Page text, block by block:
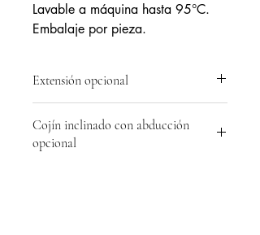
Lavable a máquina hasta 95°C.
Embalaje por pieza.
Extensión opcional
cm de ancho con hebilla, longitud 150
cm.
Cojín inclinado con abducción
opcional